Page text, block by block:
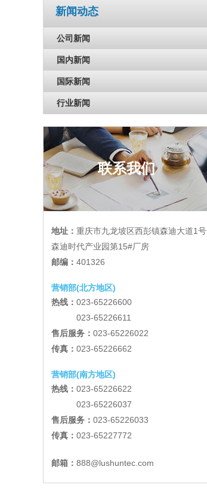
新闻动态
公司新闻
国内新闻
国际新闻
行业新闻
联系我们
地址： 重庆市九龙坡区西彭镇森迪大道1号
森迪时代产业园第15#厂房
邮编： 401326
营销部(北方地区)
热线： 023-65226600
023-65226611
售后服务： 023-65226022
传真： 023-65226662
营销部(南方地区)
热线： 023-65226622
023-65226037
售后服务： 023-65226033
传真： 023-65227772
邮箱： 888@lushuntec.com